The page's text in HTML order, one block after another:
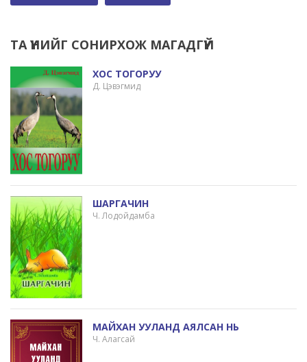
ТА ҮҮНИЙГ СОНИРХОЖ МАГАДГҮЙ
ХОС ТОГОРУУ
Д. Цэвэгмид
ШАРГАЧИН
Ч. Лодойдамба
МАЙХАН УУЛАНД АЯЛСАН НЬ
Ч. Алагсай